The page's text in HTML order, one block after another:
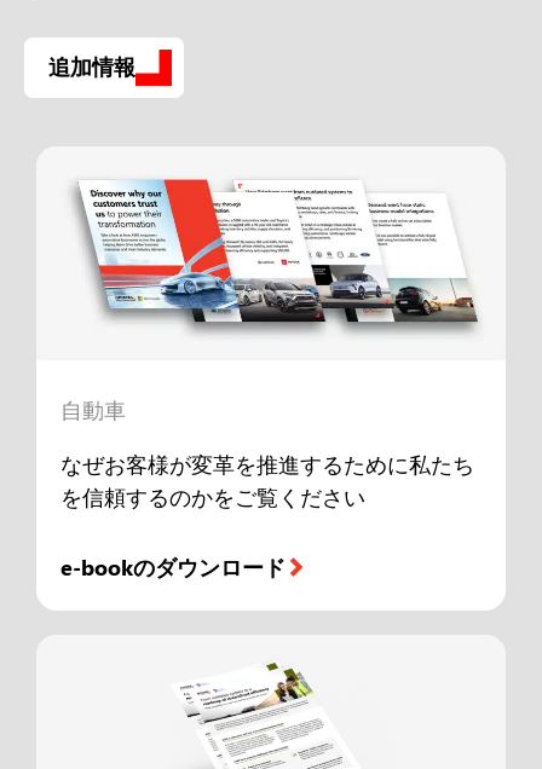
追加情報
自動車
なぜお客様が変革を推進するために私たち
を信頼するのかをご覧ください
e-bookのダウンロード